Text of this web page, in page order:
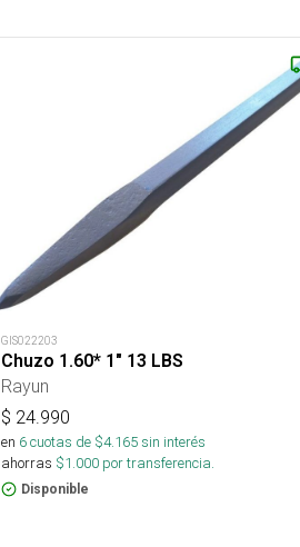
GIS022203
Chuzo 1.60* 1" 13 LBS
Rayun
$ 24.990
en 6cuotas de $4.165sin interés
ahorras $1.000 por transferencia.
Disponible